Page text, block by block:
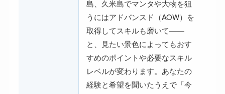
島、久米島でマンタや大物を狙
うにはアドバンスド（AOW）を
取得してスキルも磨いて——
と、見たい景色によってもおす
すめのポイントや必要なスキル
レベルが変わります。あなたの
経験と希望を聞いたうえで「今